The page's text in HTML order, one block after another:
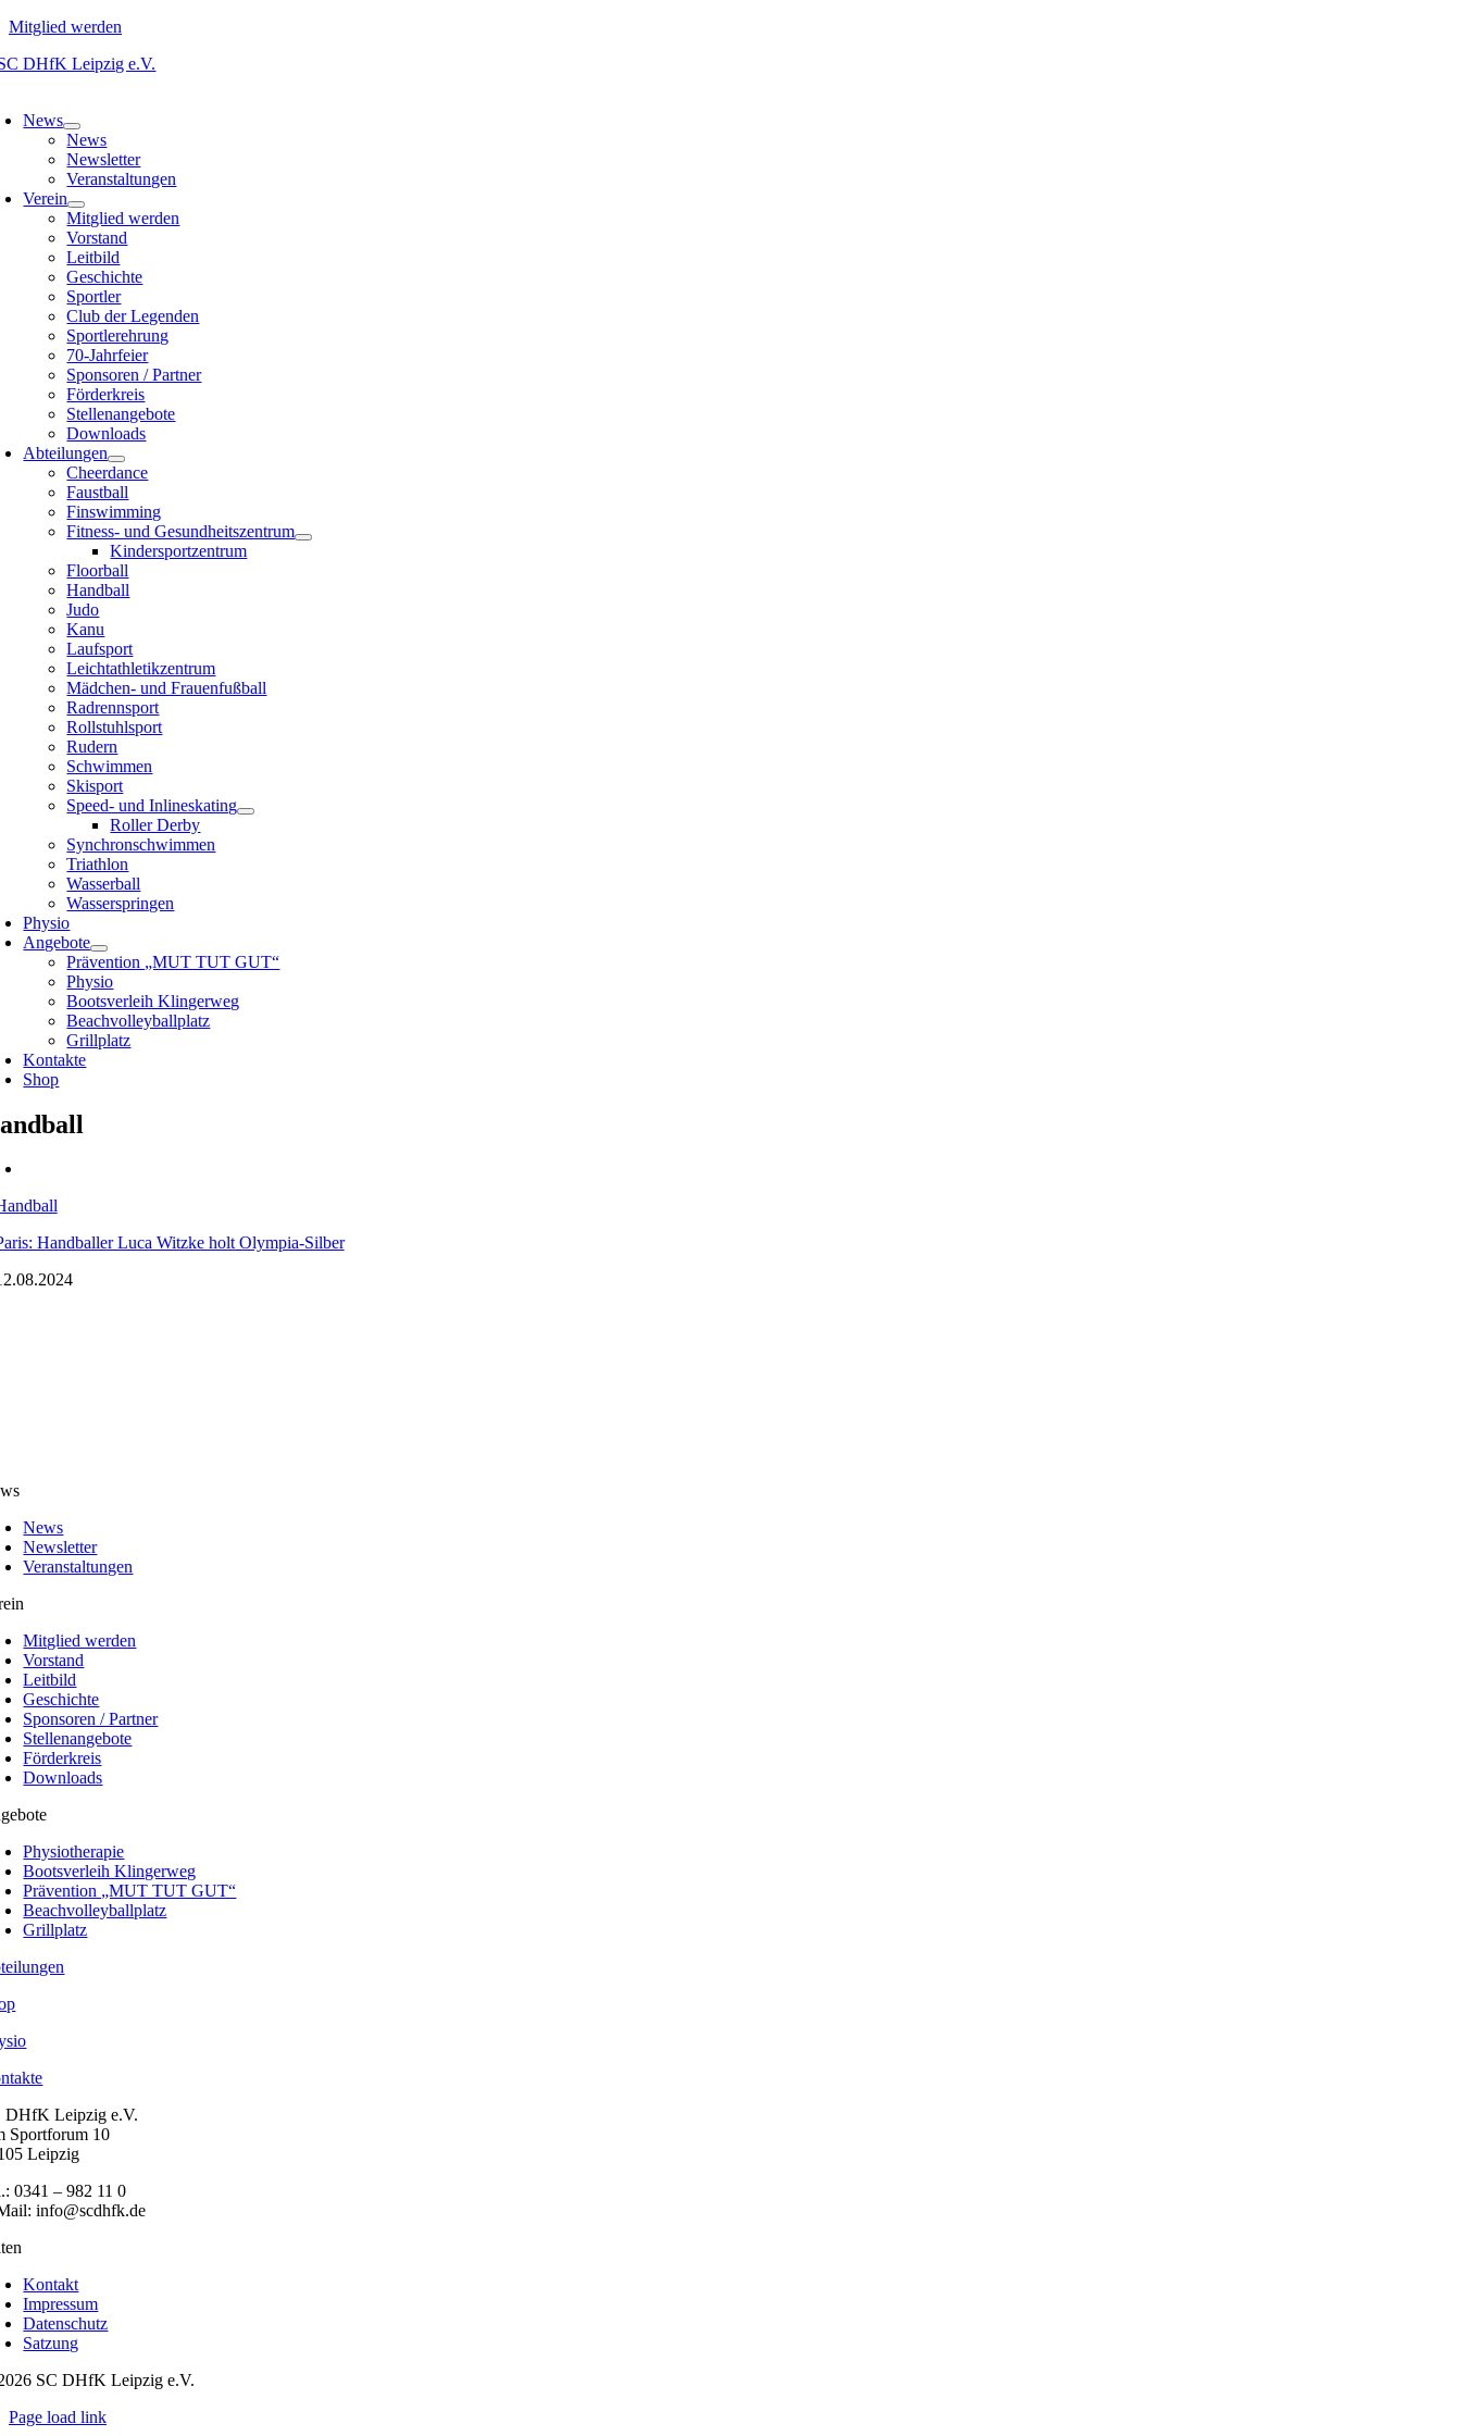
Mitglied werden
Zum
News
News
Newsletter
Veranstaltungen
Verein
Mitglied werden
Vorstand
Leitbild
Geschichte
Sportler
Club der Legenden
Sportlerehrung
70-Jahrfeier
Sponsoren / Partner
Förderkreis
Stellenangebote
Downloads
Abteilungen
Cheerdance
Faustball
Finswimming
Fitness- und Gesundheitszentrum
Kindersportzentrum
Floorball
Handball
Judo
Kanu
Laufsport
Leichtathletikzentrum
Mädchen- und Frauenfußball
Radrennsport
Rollstuhlsport
Rudern
Schwimmen
Skisport
Speed- und Inlineskating
Roller Derby
Synchronschwimmen
Triathlon
Wasserball
Wasserspringen
Physio
Angebote
Prävention „MUT TUT GUT“
Physio
Bootsverleih Klingerweg
Beachvolleyballplatz
Grillplatz
Kontakte
Shop
Handballer Luca Witzke holt Olympia-Silber
News
Newsletter
Veranstaltungen
Mitglied werden
Vorstand
Leitbild
Geschichte
Sponsoren / Partner
Stellenangebote
Förderkreis
Downloads
Physiotherapie
Bootsverleih Klingerweg
Prävention „MUT TUT GUT“
Beachvolleyballplatz
Grillplatz
DHfK Leipzig e.V.
Sportforum 10
Leipzig
0341 – 982 11 0
info@scdhfk.de
Kontakt
Impressum
Datenschutz
Satzung
SC DHfK Leipzig e.V.
Page load link